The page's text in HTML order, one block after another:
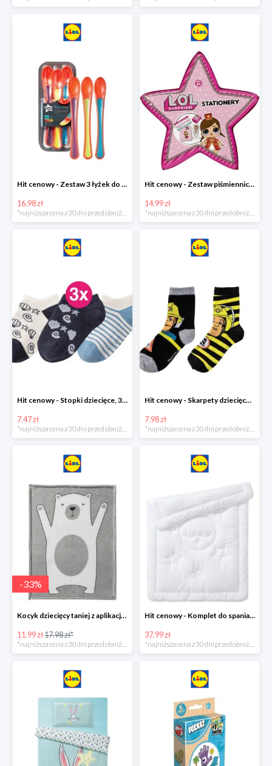
Hit cenowy - Zestaw 3 łyżek do karmienia wskazujących stopień ciepła
16.98 zł
*najniższa cena z 30 dni przed obniżką
Hit cenowy - Zestaw piśmienniczy dla dzieci
14.99 zł
*najniższa cena z 30 dni przed obniżką
Hit cenowy - Stopki dziecięce, 3 pary
7.47 zł
Hit cenowy - Skarpety dziecięce, 2 pary
7.98 zł
-33%
Kocyk dziecięcy taniej z aplikacją Lidl
11.99 zł17.98 zł*
Hit cenowy - Komplet do spania: kołdra i poduszka
37.99 zł